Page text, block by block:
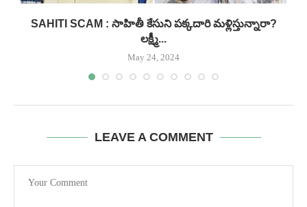
SAHITI SCAM : సాహితీ కేసుని పక్కదారి మళ్లిస్తున్నారా?
లక్ష్మీ...
May 24, 2024
LEAVE A COMMENT